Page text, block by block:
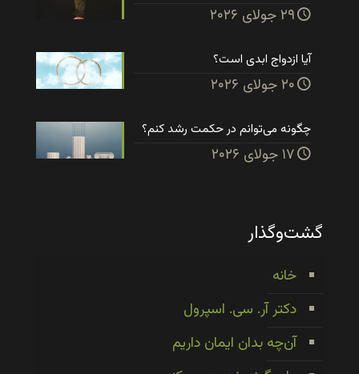
۲۹ جولای ۲۰۲۶
آیا ازدواج ابدی است؟
۲۰ جولای ۲۰۲۶
چگونه می‌توانم در حکمت رشد کنم؟
۱۷ جولای ۲۰۲۶
گشت‌وگذار
خانه
دکتر آر. سی. اسپرول
آن‌چه بدان ایمان داریم